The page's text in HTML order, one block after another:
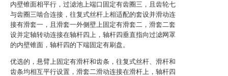
内壁锥面相平行，过滤池上端口固定有齿圈三，且齿轮七
与齿圈三啮合连接，往复式丝杆上相适配的套设并滑动连
接有滑套一，且滑套一外侧壁上固定有滑套二，滑套二套
设并定轴转动连接在轴杆四上，轴杆四垂直指向过滤网罩
的内壁锥面，轴杆四的下端固定有刷盘。
优选的，悬臂上固定有滑杆和齿条，往复式丝杆、滑杆和
齿条均相互平行设置，滑套二滑动连接在滑杆上，轴杆四